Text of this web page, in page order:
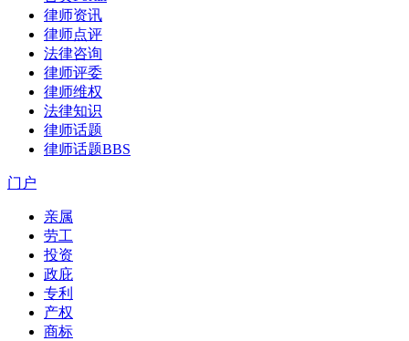
律师资讯
律师点评
法律咨询
律师评委
律师维权
法律知识
律师话题
律师话题BBS
门户
亲属
劳工
投资
政庇
专利
产权
商标